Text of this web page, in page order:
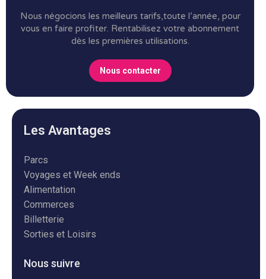
Nous négocions les meilleurs tarifs,toute l’année, pour
vous en faire profiter. Rentabilisez votre abonnement
dès les premières utilisations.
Nous contacter
Les Avantages
Parcs
Voyages et Week ends
Alimentation
Commerces
Billetterie
Sorties et Loisirs
Nous suivre